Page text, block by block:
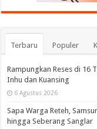
Terbaru Populer
Rampungkan Reses di 16
Inhu dan Kuansing
6 Agustus 2026
Sapa Warga Reteh,
hingga Seberang Sanglar